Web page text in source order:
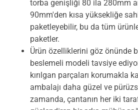
torba genişliği 80 ila 280mm
90mm'den kısa yüksekliğe
paketleyebilir, bu da tüm
paketler.
Ürün özelliklerini göz önünde
beslemeli modeli tavsiye
kırılgan parçaları korumakla
ambalajı daha güzel ve
zamanda, çantanın her iki